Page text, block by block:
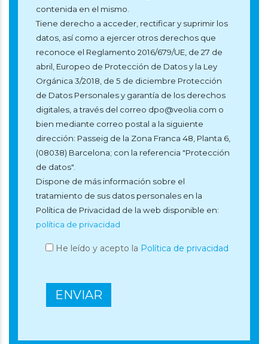
contenida en el mismo.
Tiene derecho a acceder, rectificar y suprimir los
datos, así como a ejercer otros derechos que
reconoce el Reglamento 2016/679/UE, de 27 de
abril, Europeo de Protección de Datos y la Ley
Orgánica 3/2018, de 5 de diciembre Protección
de Datos Personales y garantía de los derechos
digitales, a través del correo dpo@veolia.com o
bien mediante correo postal a la siguiente
dirección: Passeig de la Zona Franca 48, Planta 6,
(08038) Barcelona; con la referencia "Protección
de datos".
Dispone de más información sobre el
tratamiento de sus datos personales en la
Política de Privacidad de la web disponible en:
política de privacidad
He leído y acepto la Política de privacidad